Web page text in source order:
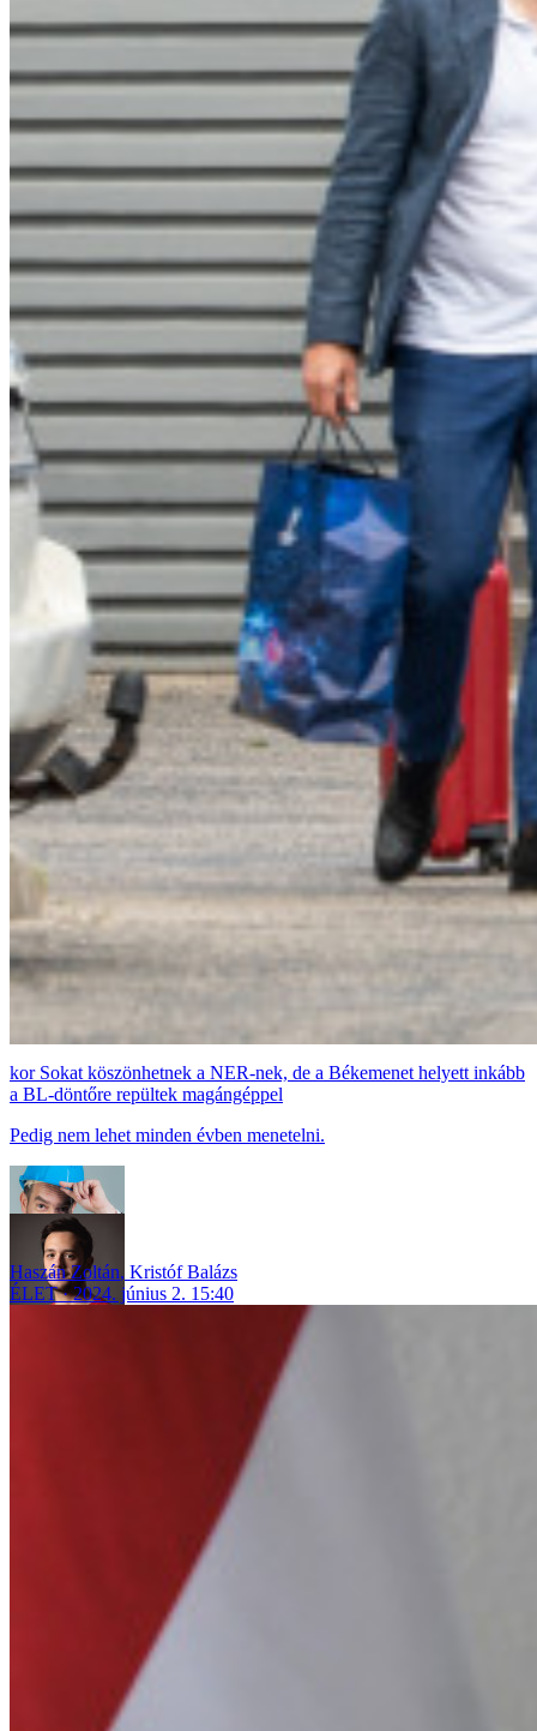
Sokat köszönhetnek a NER-nek, de a Békemenet helyett inkább
a BL-döntőre repültek magángéppel
Pedig nem lehet minden évben menetelni.
Haszán Zoltán, Kristóf Balázs
ÉLET
2024. június 2. 15:40